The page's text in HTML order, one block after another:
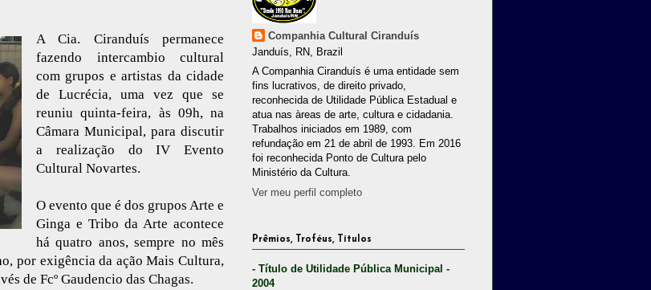
A Cia. Ciranduís permanece
fazendo intercambio cultural
com grupos e artistas da cidade
de Lucrécia, uma vez que se
reuniu quinta-feira, às 09h, na
Câmara Municipal, para discutir
a realização do IV Evento
Cultural Novartes.
O evento que é dos grupos Arte e
Ginga e Tribo da Arte acontece
há quatro anos, sempre no mês
por exigência da ação Mais Cultura,
de Fcº Gaudencio das Chagas.
Companhia Cultural Ciranduís
Janduís, RN, Brazil
A Companhia Ciranduís é uma entidade sem
fins lucrativos, de direito privado,
reconhecida de Utilidade Pública Estadual e
atua nas àreas de arte, cultura e cidadania.
Trabalhos iniciados em 1989, com
refundação em 21 de abril de 1993. Em 2016
foi reconhecida Ponto de Cultura pelo
Ministério da Cultura.
Ver meu perfil completo
Prêmios, Troféus, Títulos
- Título de Utilidade Pública Municipal -
2004